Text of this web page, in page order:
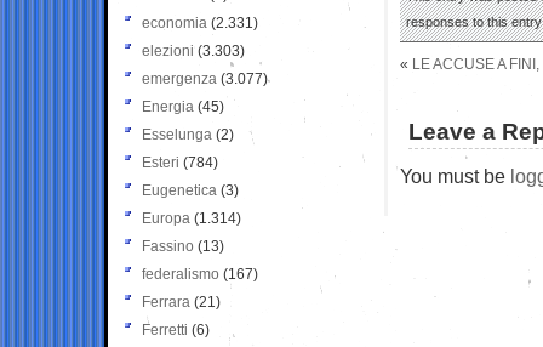
responses to this
« LE ACCUSE A
Leave a
You must be
economia (2.331)
elezioni (3.303)
emergenza (3.077)
Energia (45)
Esselunga (2)
Esteri (784)
Eugenetica (3)
Europa (1.314)
Fassino (13)
federalismo (167)
Ferrara (21)
Ferretti (6)